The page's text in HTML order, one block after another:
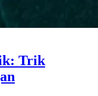
Trik